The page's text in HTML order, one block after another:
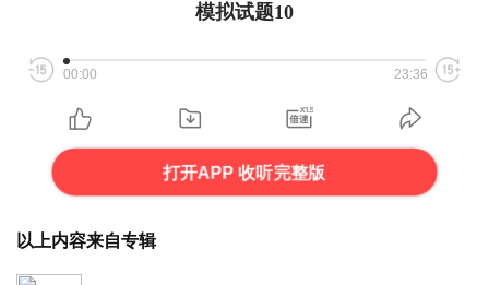
模拟试题10
00:00 23:36
打开APP 收听完整版
以上内容来自专辑